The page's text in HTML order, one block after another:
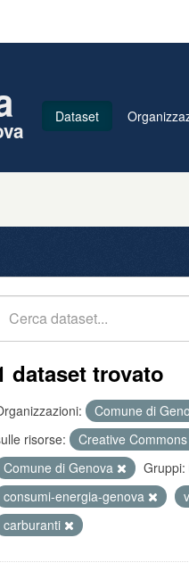
Dataset
dataset trovato
Comune di
risorse:
Creative
Comune di Genova
Gruppi:
consumi-energia-genova
carburanti